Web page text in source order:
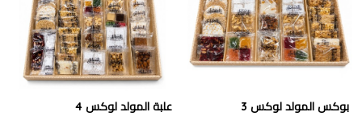
بوكس المولد لوكس 3 علبة المولد لوكس 4